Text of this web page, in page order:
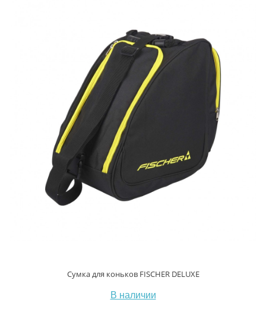
Сумка для коньков FISCHER DELUXE
В наличии